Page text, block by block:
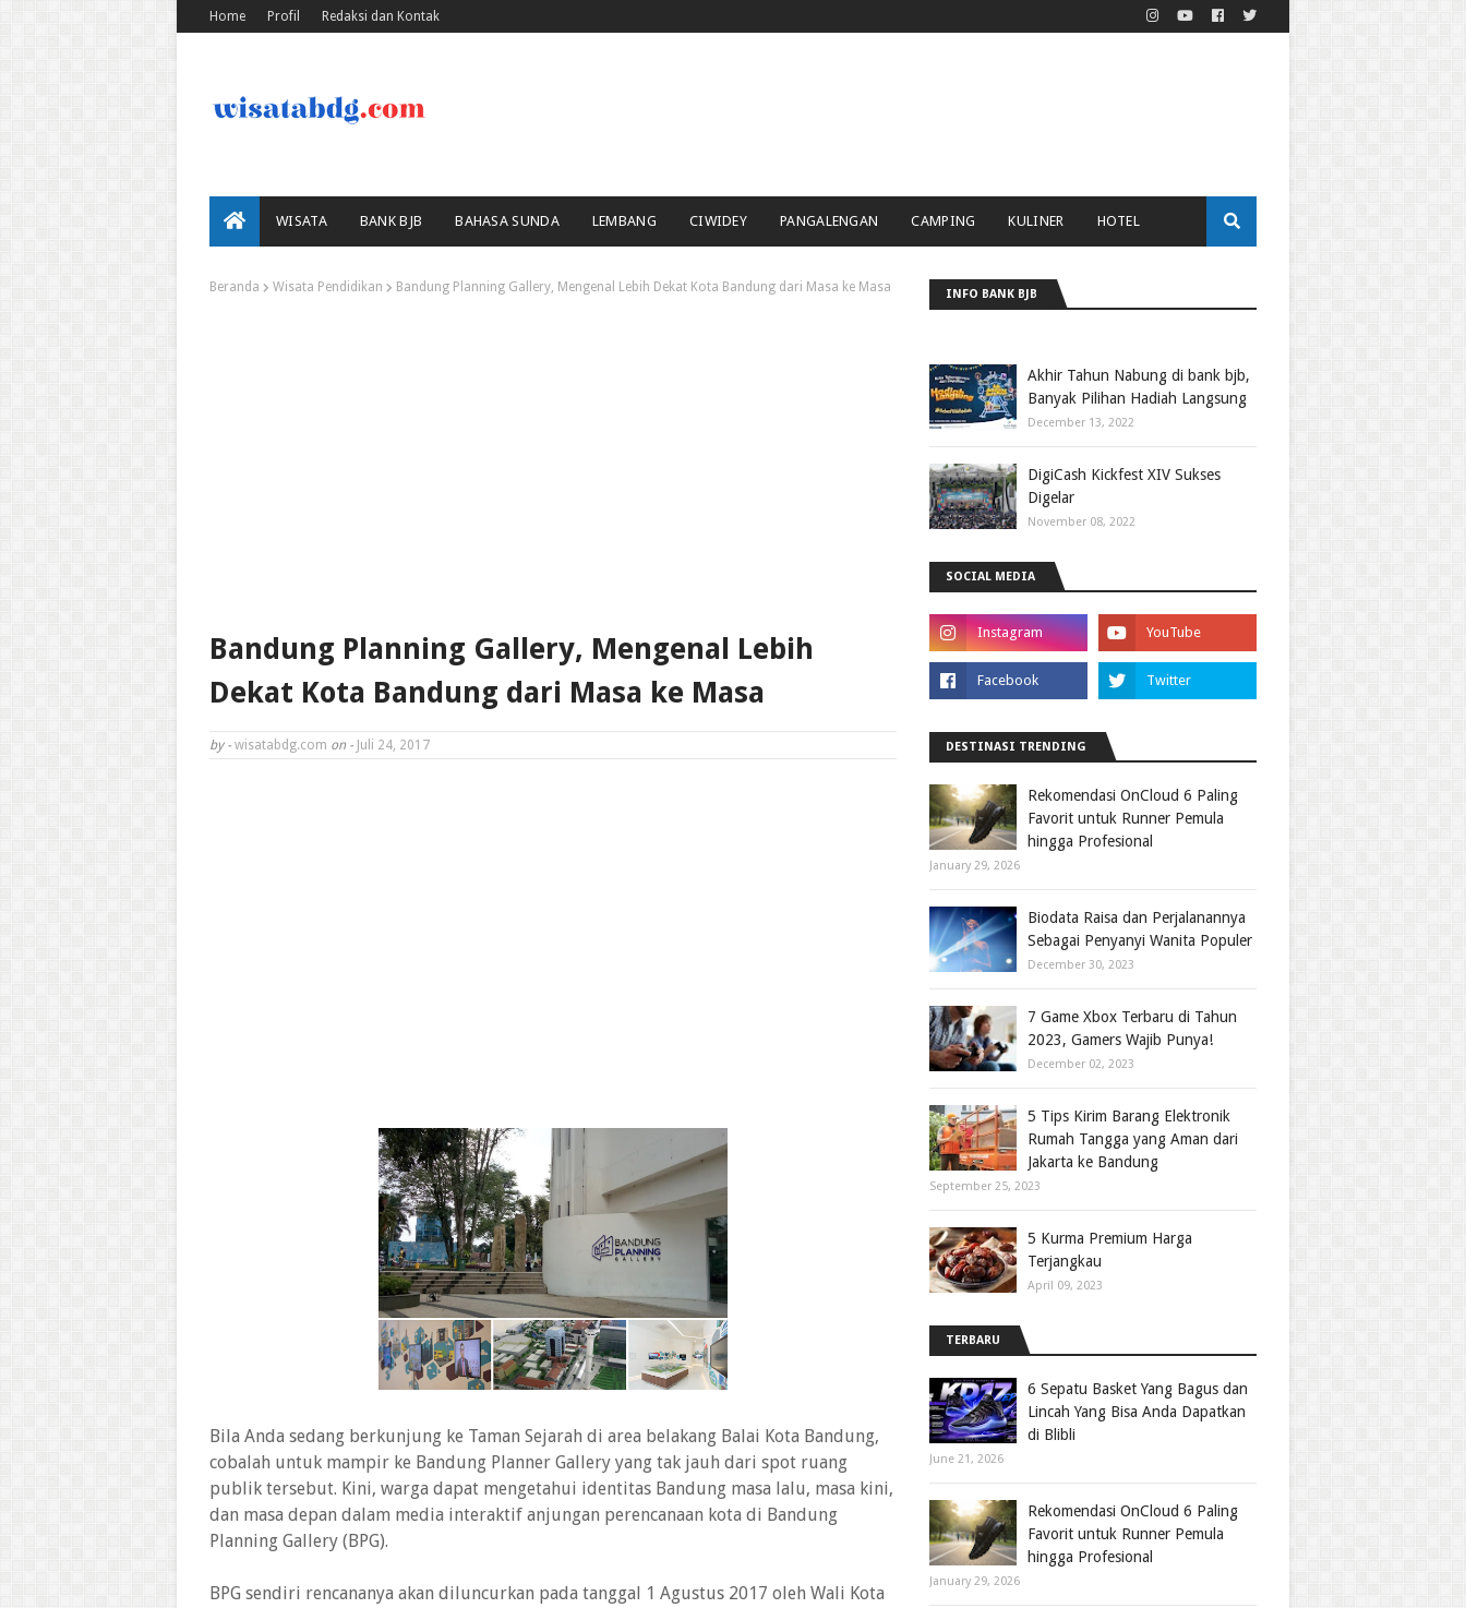
Home Profil Redaksi dan Kontak
WISATA BANK BJB BAHASA SUNDA LEMBANG CIWIDEY PANGALENGAN CAMPING KULINER HOTEL
Beranda Wisata Pendidikan Bandung Planning Gallery, Mengenal Lebih Dekat Kota Bandung dari Masa ke Masa
Bandung Planning Gallery, Mengenal Lebih
Dekat Kota Bandung dari Masa ke Masa
by - wisatabdg.com on - Juli 24, 2017
Bila Anda sedang berkunjung ke Taman Sejarah di area belakang Balai Kota Bandung,
cobalah untuk mampir ke Bandung Planner Gallery yang tak jauh dari spot ruang
publik tersebut. Kini, warga dapat mengetahui identitas Bandung masa lalu, masa kini,
dan masa depan dalam media interaktif anjungan perencanaan kota di Bandung
Planning Gallery (BPG).
BPG sendiri rencananya akan diluncurkan pada tanggal 1 Agustus 2017 oleh Wali Kota
INFO BANK BJB
Akhir Tahun Nabung di bank bjb,
Banyak Pilihan Hadiah Langsung
December 13, 2022
DigiCash Kickfest XIV Sukses
Digelar
November 08, 2022
SOCIAL MEDIA
DESTINASI TRENDING
Rekomendasi OnCloud 6 Paling
Favorit untuk Runner Pemula
hingga Profesional
January 29, 2026
Biodata Raisa dan Perjalanannya
Sebagai Penyanyi Wanita Populer
December 30, 2023
7 Game Xbox Terbaru di Tahun
2023, Gamers Wajib Punya!
December 02, 2023
5 Tips Kirim Barang Elektronik
Rumah Tangga yang Aman dari
Jakarta ke Bandung
September 25, 2023
5 Kurma Premium Harga
Terjangkau
April 09, 2023
TERBARU
6 Sepatu Basket Yang Bagus dan
Lincah Yang Bisa Anda Dapatkan
di Blibli
June 21, 2026
Rekomendasi OnCloud 6 Paling
Favorit untuk Runner Pemula
hingga Profesional
January 29, 2026